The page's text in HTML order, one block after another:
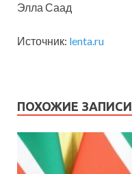
Элла Саад
Источник: lenta.ru
ПОХОЖИЕ ЗАПИСИ